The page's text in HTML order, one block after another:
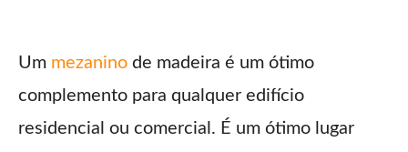
Um mezanino de madeira é um ótimo
complemento para qualquer edifício
residencial ou comercial. É um ótimo lugar